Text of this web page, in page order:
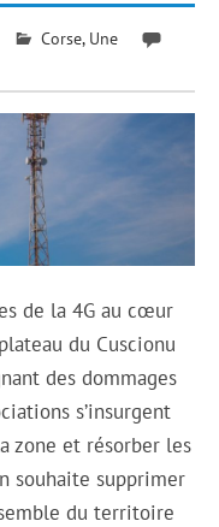
Corse, Une
de la 4G au cœur
du Cuscionu
des dommages
s’insurgent
zone et résorber les
souhaite supprimer
du territoire